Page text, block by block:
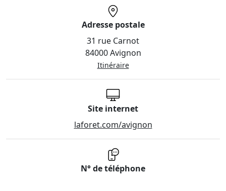
Adresse postale
31 rue Carnot
84000 Avignon
Itinéraire
Site internet
laforet.com/avignon
N° de téléphone